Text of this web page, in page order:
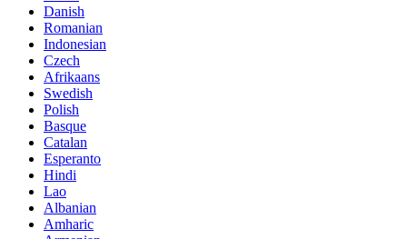
Danish
Romanian
Indonesian
Czech
Afrikaans
Swedish
Polish
Basque
Catalan
Esperanto
Hindi
Lao
Albanian
Amharic